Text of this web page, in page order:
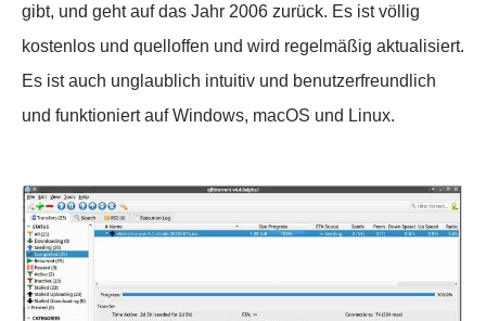
gibt, und geht auf das Jahr 2006 zurück. Es ist völlig
kostenlos und quelloffen und wird regelmäßig aktualisiert.
Es ist auch unglaublich intuitiv und benutzerfreundlich
und funktioniert auf Windows, macOS und Linux.